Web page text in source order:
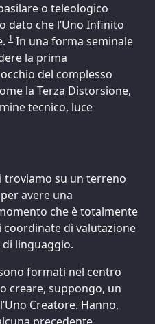
o teleologico
dato che l’Uno Infinito
1 In una forma seminale
la prima
del complesso
la Terza Distorsione,
tecnico, luce
troviamo su un terreno
avere una
che è totalmente
di valutazione
linguaggio.
formati nel centro
creare, suppongo, un
Creatore. Hanno,